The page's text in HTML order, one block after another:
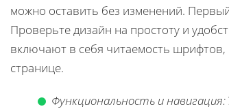
можно оставить без изменений.
Проверьте дизайн на простоту и
включают в себя читаемость
странице.
Функциональность и навигация: